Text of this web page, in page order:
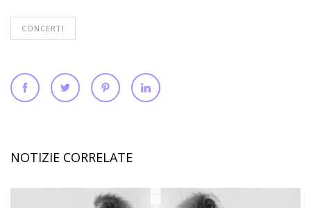
CONCERTI
NOTIZIE CORRELATE